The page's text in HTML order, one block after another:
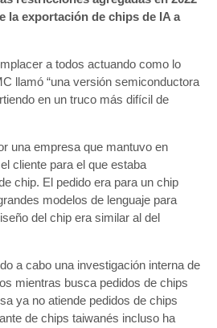
la exportación de chips de IA a
a todos actuando como lo
llamó “una versión semiconductora
en un truco más difícil de
una empresa que mantuvo en
cliente para el que estaba
chip. El pedido era para un chip
modelos de lenguaje para
del chip era similar al del
a cabo una investigación interna de
mientras busca pedidos de chips
ya no atiende pedidos de chips
de chips taiwanés incluso ha